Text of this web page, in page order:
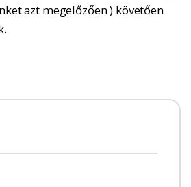
azt megelőzően ) követően